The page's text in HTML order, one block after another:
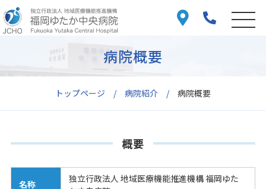
トップページ 病院紹介 病院概要
病院概要
概要
名称
独立行政法人 地域医療機能推進機構 福岡ゆた